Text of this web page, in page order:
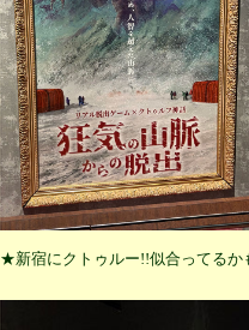
★新宿にクトゥルー!!似合ってるか